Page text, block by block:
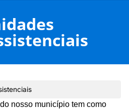
nosso município tem como